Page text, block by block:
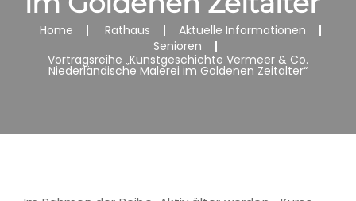
Home Rathaus
Aktuelle Informationen
Senioren
Vortragsreihe „Kunstgeschichte Vermeer & Co.
Niederländische Malerei im Goldenen Zeitalter“